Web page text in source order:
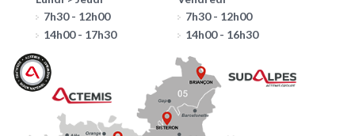
7h30 - 12h00
14h00 - 17h30
7h30 - 12h00
14h00 - 16h30